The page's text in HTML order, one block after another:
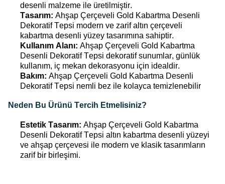
desenli malzeme ile üretilmiştir.
Tasarım: Ahşap Çerçeveli Gold Kabartma Desenli
Dekoratif Tepsi modern ve zarif altın çerçeveli
kabartma desenli yüzey tasarımına sahiptir.
Kullanım Alanı: Ahşap Çerçeveli Gold Kabartma
Desenli Dekoratif Tepsi dekoratif sunumlar, günlük
kullanım, iç mekan dekorasyonu için idealdir.
Bakım: Ahşap Çerçeveli Gold Kabartma Desenli
Dekoratif Tepsi nemli bez ile kolayca temizlenebilir
Neden Bu Ürünü Tercih Etmelisiniz?
Estetik Tasarım: Ahşap Çerçeveli Gold Kabartma
Desenli Dekoratif Tepsi altın kabartma desenli yüzeyi
ve ahşap çerçevesi ile modern ve klasik tasarımların
zarif bir birleşimi.